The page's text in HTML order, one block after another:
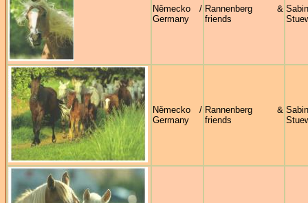
Německo /
Germany
Rannenberg &
friends
Německo /
Germany
Rannenberg &
friends